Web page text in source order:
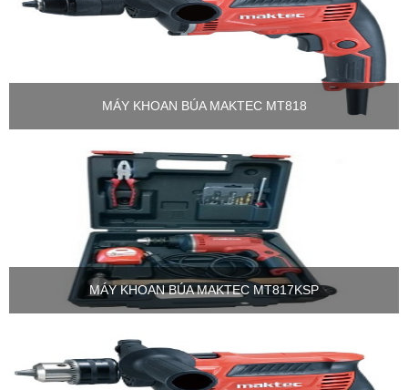
MÁY KHOAN BÚA MAKTEC MT818
MÁY KHOAN BÚA MAKTEC MT817KSP